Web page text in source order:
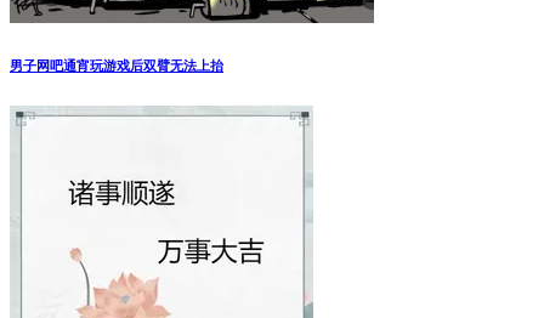
男子网吧通宵玩游戏后双臂无法上抬